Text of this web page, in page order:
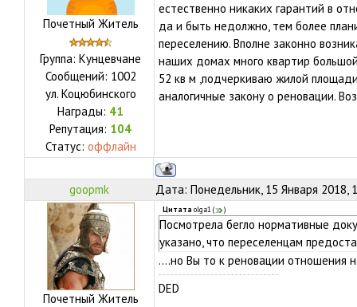
Почетный Житель
Группа: Кунцевчане
Сообщений: 1002
ул. Коцюбинского
Награды: 41
Репутация: 104
Статус: оффлайн
естественно никаких гарантий в
да и быть недолжно, тем более
переселению. Вполне законно
наших домах много квартир
52 кв м ,подчеркиваю жилой
аналогичные закону о реновации.
goopmk Дата: Понедельник, 15 Января 2018,
Почетный Житель
Цитата olga1( )
Посмотрела бегло нормативные
указано, что переселенцам
....но Вы то к реновации отношения
DED